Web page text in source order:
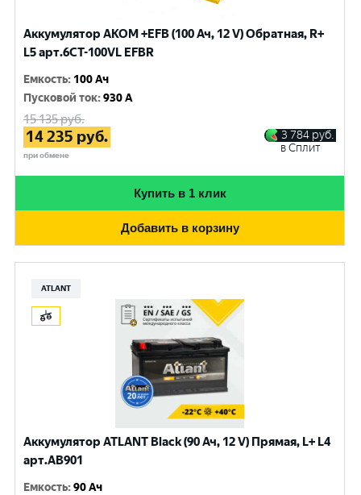
Аккумулятор AKOM +EFB (100 Ач, 12 V) Обратная, R+
L5 арт.6СТ-100VL EFBR
Емкость: 100 Ач
Пусковой ток:930 A
15 135руб.
14 235 руб.
при обмене
3 784 руб.
в Сплит
Купить в 1 клик
Добавить в корзину
ATLANT
Аккумулятор ATLANT Black (90 Ач, 12 V) Прямая, L+ L4
арт.AB901
Емкость:90 Ач